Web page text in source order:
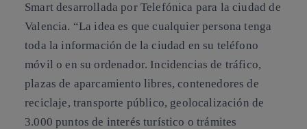
Smart desarrollada por Telefónica para la ciudad de
Valencia. “La idea es que cualquier persona tenga
toda la información de la ciudad en su teléfono
móvil o en su ordenador. Incidencias de tráfico,
plazas de aparcamiento libres, contenedores de
reciclaje, transporte público, geolocalización de
3.000 puntos de interés turístico o trámites